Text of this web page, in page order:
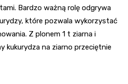
Bardzo ważną rolę odgrywa
które pozwala wykorzystać
Z plonem 1 t ziarna i
kukurydza na ziarno przeciętnie